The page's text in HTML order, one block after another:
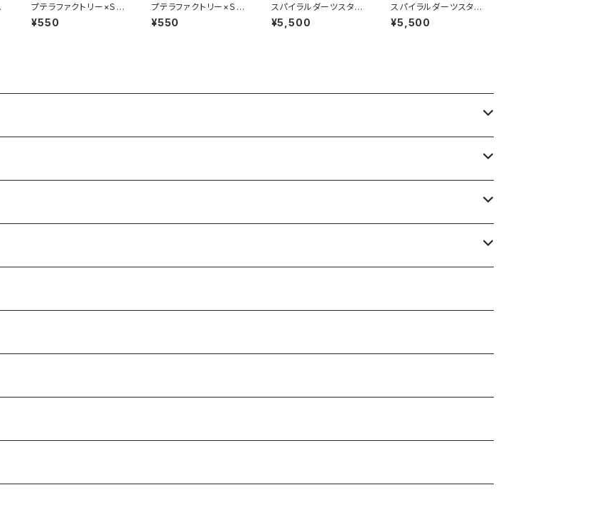
プテラファクトリー×Ｓ
４ ダーツボード型キ
ーホルダー レッド／グ
¥550
プテラファクトリー×Ｓ
４ ダーツボード型キ
ーホルダー レッド／ブ
¥550
スパイラルダーツスタン
ド（螺旋階段型ダーツス
タンド）３０段セット ブ
¥5,500
スパイラルダーツスタン
ド（螺旋階段型ダーツス
タンド）３０段セット 木
¥5,500